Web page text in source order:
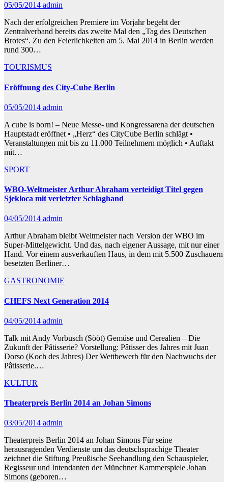
05/05/2014 admin
Nach der erfolgreichen Premiere im Vorjahr begeht der
Zentralverband bereits das zweite Mal den „Tag des Deutschen
Brotes“. Zu den Feierlichkeiten am 5. Mai 2014 in Berlin werden
rund 300…
TOURISMUS
Eröffnung des City-Cube Berlin
05/05/2014 admin
A cube is born! – Neue Messe- und Kongressarena der deutschen
Hauptstadt eröffnet • „Herz“ des CityCube Berlin schlägt •
Veranstaltungen mit bis zu 11.000 Teilnehmern möglich • Auftakt
mit…
SPORT
WBO-Weltmeister Arthur Abraham verteidigt Titel gegen
Sjekloca mit verletzter Schlaghand
04/05/2014 admin
Arthur Abraham bleibt Weltmeister nach Version der WBO im
Super-Mittelgewicht. Und das, nach eigener Aussage, mit nur einer
Hand. Vor einem ausverkauften Haus, in dem mit 5.500 Zuschauern
besetzten Berliner…
GASTRONOMIE
CHEFS Next Generation 2014
04/05/2014 admin
Talk mit Andy Vorbusch (Sööt) Gemüse und Cerealien – Die
Zukunft der Pâtisserie? Vorstellung: Pâtisser des Jahres mit Juan
Dorso (Koch des Jahres) Der Wettbewerb für den Nachwuchs der
Pâtisserie.…
KULTUR
Theaterpreis Berlin 2014 an Johan Simons
03/05/2014 admin
Theaterpreis Berlin 2014 an Johan Simons Für seine
herausragenden Verdienste um das deutschsprachige Theater
zeichnet die Stiftung Preußische Seehandlung den Schauspieler,
Regisseur und Intendanten der Münchner Kammerspiele Johan
Simons (geboren…